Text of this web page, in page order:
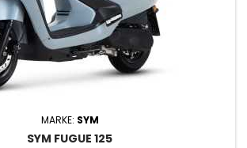
MARKE: SYM
SYM FUGUE 125